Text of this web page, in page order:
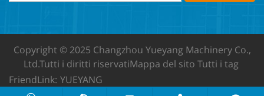
Copyright © 2025 Changzhou Yueyang Machinery Co.,
Ltd.Tutti i diritti riservatiMappa del sito Tutti i tag
FriendLink: YUEYANG